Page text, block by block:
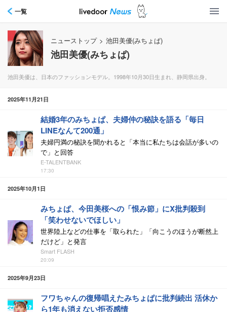
一覧
ニューストップ > 池田美優(みちょぱ)
池田美優(みちょぱ)
池田美優は、日本のファッションモデル。1998年10月30日生まれ、静岡県出身。
2025年11月21日
結婚3年のみちょぱ、夫婦仲の秘訣を語る「毎日
LINEなんて200通」
夫婦円満の秘訣を聞かれると「本当に私たちは会話が多いの
で」と回答
E-TALENTBANK
17:30
2025年10月1日
みちょぱ、今田美桜への「恨み節」にX批判殺到
「笑わせないでほしい」
世界陸上などの仕事を「取られた」「向こうのほうが断然上
だけど」と発言
Smart FLASH
20:09
2025年9月23日
フワちゃんの復帰唱えたみちょぱに批判続出 活休か
ら1年も消えない拒否感情